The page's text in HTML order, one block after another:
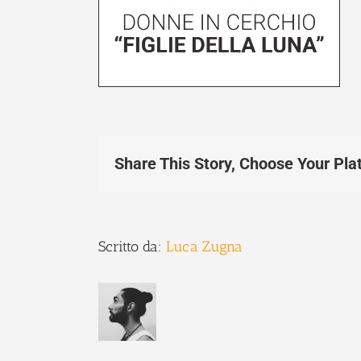
Share This Story, Choose Your
Scritto da: Luca Zugna